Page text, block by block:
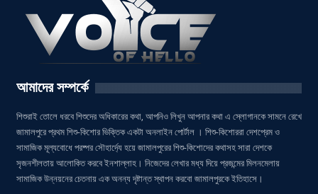
আমাদের সম্পর্কে
শিশুরাই তোলে ধরবে শিশুদের অধিকারের কথা, আপনিও লিখুন আপনার কথা এ স্লোগানকে সামনে রেখে
জামালপুরে প্রথম শিশু-কিশোর ভিক্তিক একটা অনলাইন পোর্টাল । শিশু-কিশোররা দেশপ্রেম ও
সামাজিক মূল্যবোধে পরষ্পর সৌহার্দ্যে হয়ে জামালপুরের শিশু-কিশোদের কথাসহ সারা দেশকে
সৃজনশীলতায় আলোকিত করবে ইনশাল্লাহ। নিজেদের লেখার মধ্য দিয়ে প্রজন্মের মিলনমেলায়
সামাজিক উন্নয়নের চেতনায় এক অনন্য দৃষ্টান্ত স্থাপন করবো জামালপুরকে ইতিহাসে।